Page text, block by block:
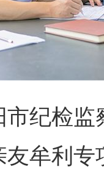
检监
牟利